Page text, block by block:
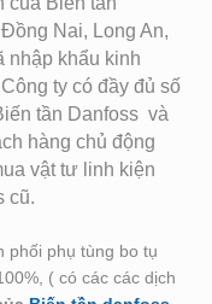
Nai, Long An,
nhập khẩu kinh
ty có đầy đủ số
tần Danfoss và
hàng chủ động
vật tư linh kiện
cũ.
phối phụ tùng bo tụ
( có các các dịch